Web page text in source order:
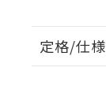
定格/仕様